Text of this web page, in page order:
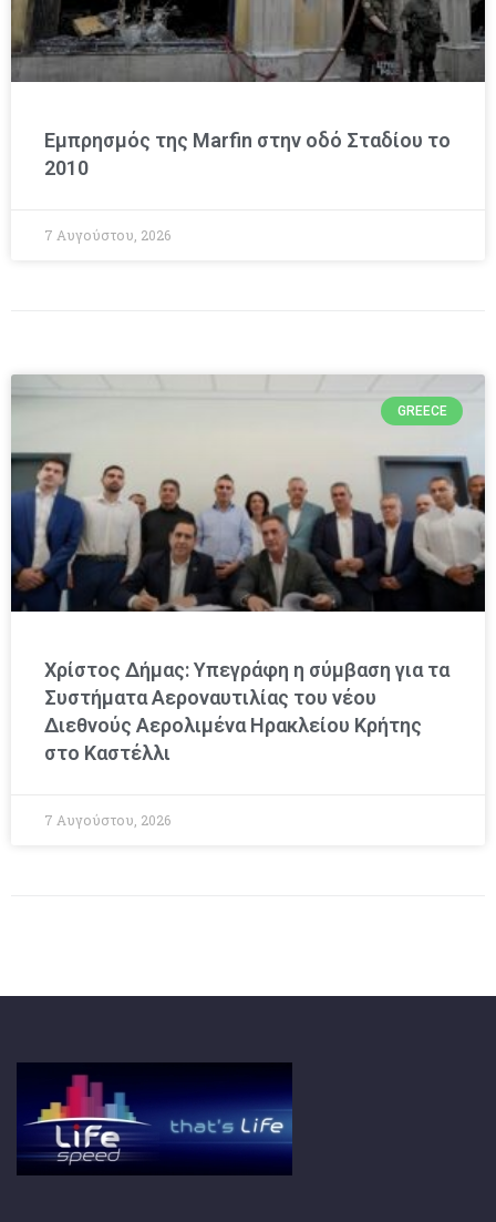
Εμπρησμός της Marfin στην οδό Σταδίου το
2010
7 Αυγούστου, 2026
GREECE
Χρίστος Δήμας: Υπεγράφη η σύμβαση για τα
Συστήματα Αεροναυτιλίας του νέου
Διεθνούς Αερολιμένα Ηρακλείου Κρήτης
στο Καστέλλι
7 Αυγούστου, 2026